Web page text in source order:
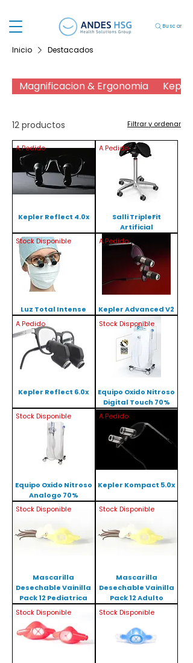
Buscar
Inicio Destacados
Magnificacion & Ergonomia
12 productos Filtrar y ordenar
A Pedido
Kepler Reflect 4.0x
A Pedido
Salli TripleFit
Artificial
Stock Disponible
Luz Total Intense
A Pedido
Kepler Advanced V2
A Pedido
Kepler Reflect 6.0x
Stock Disponible
Equipo Oxido Nitroso
Digital Touch 70%
Stock Disponible
Equipo Oxido Nitroso
Analogo 70%
A Pedido
Kepler Kompact 5.0x
Stock Disponible
Mascarilla
Desechable Vainilla
Pack 12 Pediatrica
Stock Disponible
Mascarilla
Desechable Vainilla
Pack 12 Adulto
Stock Disponible
Stock Disponible